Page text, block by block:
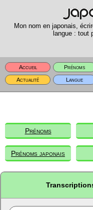
Mon nom en japonais,
langue : tout
Accueil Prénoms
Actualité
Langue
Prénoms
Prénoms japonais